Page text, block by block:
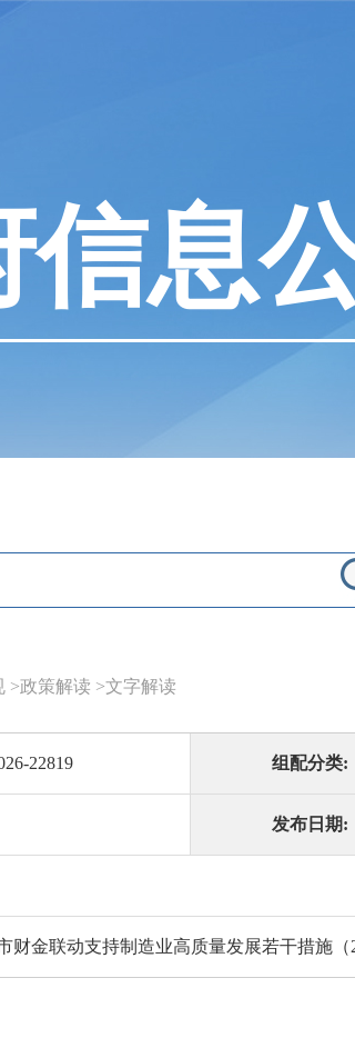
信息
>政策解读 >文字解读
22819 组配分类:
发布日期:
财金联动支持制造业高质量发展若干措施（